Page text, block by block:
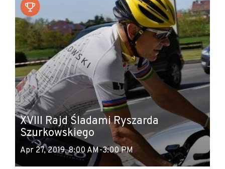
XVIII Rajd Śladami Ryszarda
Szurkowskiego
Apr 27, 2019, 8:00 AM-3:00 PM